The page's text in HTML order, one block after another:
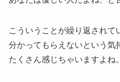
こういうことが繰り返されて
分かってもらえないという気
たくさん感じちゃいますよね。